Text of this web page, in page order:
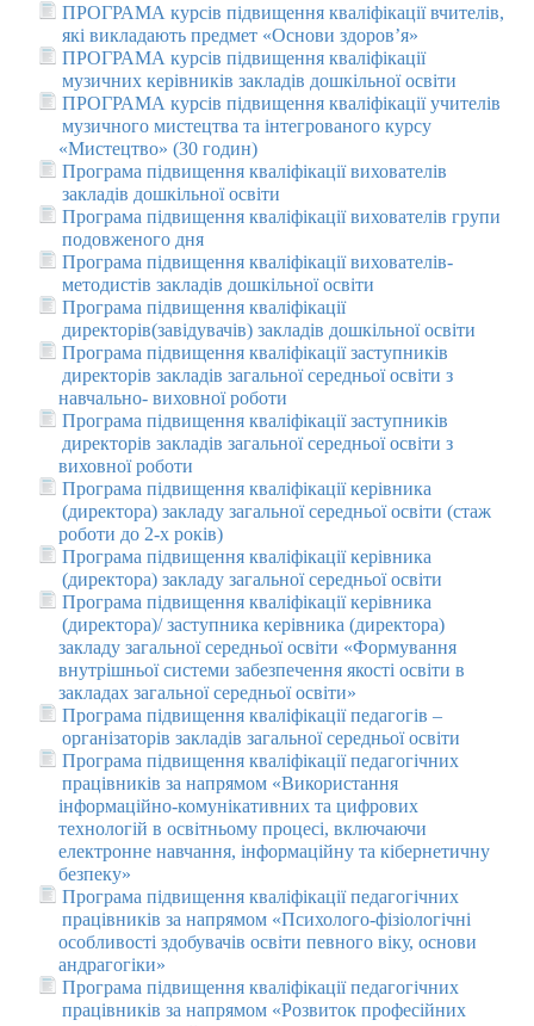
ПРОГРАМА курсів підвищення кваліфікації вчителів,
які викладають предмет «Основи здоров’я»
ПРОГРАМА курсів підвищення кваліфікації
музичних керівників закладів дошкільної освіти
ПРОГРАМА курсів підвищення кваліфікації учителів
музичного мистецтва та інтегрованого курсу
«Мистецтво» (30 годин)
Програма підвищення кваліфікації вихователів
закладів дошкільної освіти
Програма підвищення кваліфікації вихователів групи
подовженого дня
Програма підвищення кваліфікації вихователів-
методистів закладів дошкільної освіти
Програма підвищення кваліфікації
директорів(завідувачів) закладів дошкільної освіти
Програма підвищення кваліфікації заступників
директорів закладів загальної середньої освіти з
навчально- виховної роботи
Програма підвищення кваліфікації заступників
директорів закладів загальної середньої освіти з
виховної роботи
Програма підвищення кваліфікації керівника
(директора) закладу загальної середньої освіти (стаж
роботи до 2-х років)
Програма підвищення кваліфікації керівника
(директора) закладу загальної середньої освіти
Програма підвищення кваліфікації керівника
(директора)/ заступника керівника (директора)
закладу загальної середньої освіти «Формування
внутрішньої системи забезпечення якості освіти в
закладах загальної середньої освіти»
Програма підвищення кваліфікації педагогів –
організаторів закладів загальної середньої освіти
Програма підвищення кваліфікації педагогічних
працівників за напрямом «Використання
інформаційно-комунікативних та цифрових
технологій в освітньому процесі, включаючи
електронне навчання, інформаційну та кібернетичну
безпеку»
Програма підвищення кваліфікації педагогічних
працівників за напрямом «Психолого-фізіологічні
особливості здобувачів освіти певного віку, основи
андрагогіки»
Програма підвищення кваліфікації педагогічних
працівників за напрямом «Розвиток професійних